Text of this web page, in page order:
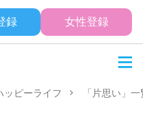
録 女性登録
ッピーライフ 「片思い」一